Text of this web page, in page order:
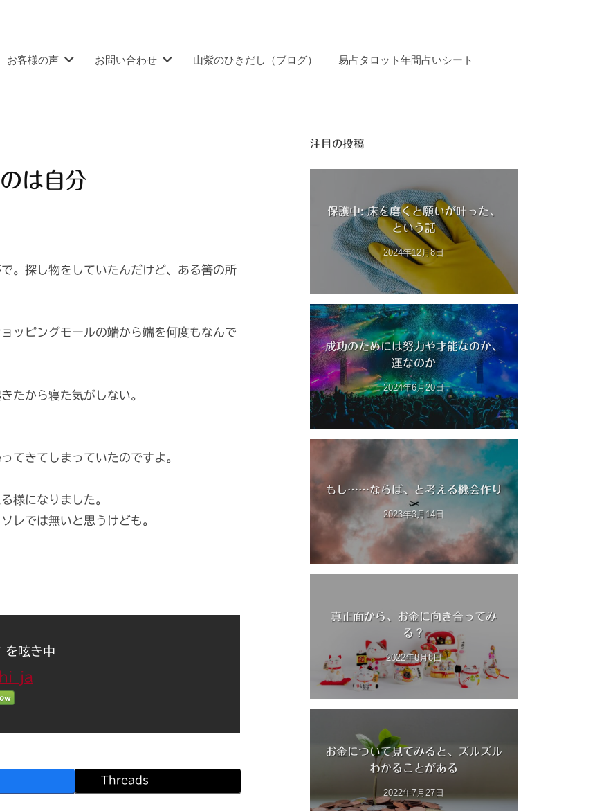
お客様の声 お問い合わせ 山紫のひきだし（ブログ） 易占タロット年間占いシート
は自分
。探し物をしていたんだけど、ある筈の所
ッピングモールの端から端を何度もなんで
たから寝た気がしない。
てきてしまっていたのですよ。
様になりました。
レでは無いと思うけども。
を呟き中
Threads
注目の投稿
保護中: 床を磨くと願いが叶った、
という話
2024年12月8日
成功のためには努力や才能なのか、
運なのか
2024年6月20日
もし……ならば、と考える機会作り
2023年3月14日
真正面から、お金に向き合ってみ
る？
2022年8月8日
お金について見てみると、ズルズル
わかることがある
2022年7月27日